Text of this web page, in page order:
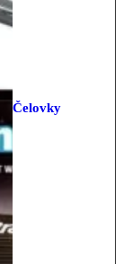
Čelovky